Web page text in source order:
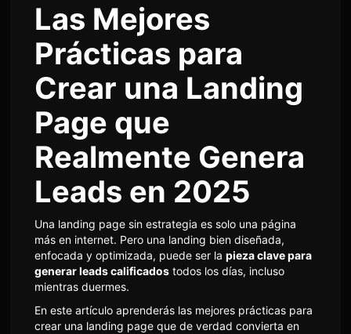
Las Mejores
Prácticas para
Crear una Landing
Page que
Realmente Genera
Leads en 2025
Una landing page sin estrategia es solo una página
más en internet. Pero una landing bien diseñada,
enfocada y optimizada, puede ser la pieza clave para
generar leads calificadostodos los días, incluso
mientras duermes.
En este artículo aprenderás las mejores prácticas para
crear una landing page que de verdad convierta en